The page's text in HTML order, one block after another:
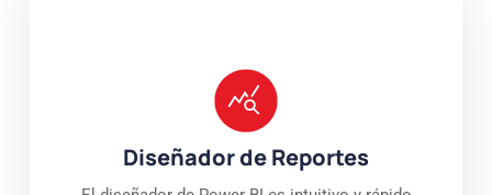
Diseñador de Reportes